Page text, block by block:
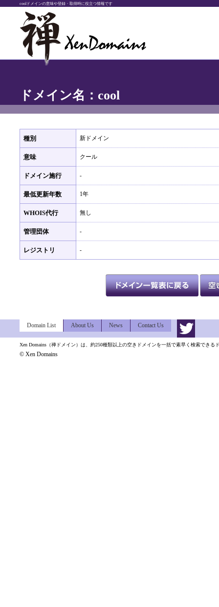
coolドメインの意味や登録・取得時に役立つ情報です
ドメイン名：cool
種別 新ドメイン
意味 クール
ドメイン施行 -
最低更新年数 1年
WHOIS代行 無し
管理団体 -
レジストリ -
Domain List About Us News Contact Us
Xen Domains（禅ドメイン）は、約250種類以上の空きドメインを一括で素早く検索できる
© Xen Domains